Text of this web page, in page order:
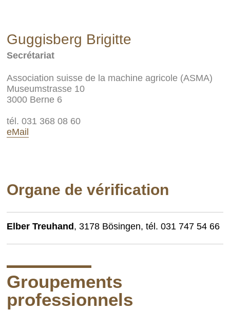
Guggisberg Brigitte
Secrétariat
Association suisse de la machine agricole (ASMA)
Museumstrasse 10
3000 Berne 6
tél. 031 368 08 60
eMail
Organe de vérification
Elber Treuhand , 3178 Bösingen, tél. 031 747 54 66
Groupements
professionnels